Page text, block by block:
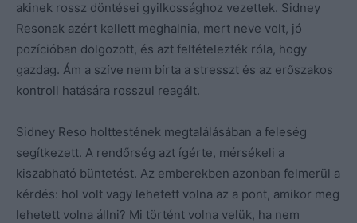
akinek rossz döntései gyilkossághoz vezettek. Sidney
Resonak azért kellett meghalnia, mert neve volt, jó
pozícióban dolgozott, és azt feltételezték róla, hogy
gazdag. Ám a szíve nem bírta a stresszt és az erőszakos
kontroll hatására rosszul reagált.
Sidney Reso holttestének megtalálásában a feleség
segítkezett. A rendőrség azt ígérte, mérsékeli a
kiszabható büntetést. Az emberekben azonban felmerül a
kérdés: hol volt vagy lehetett volna az a pont, amikor meg
lehetett volna állni? Mi történt volna velük, ha nem